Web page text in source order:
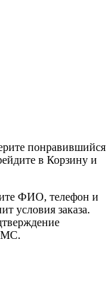
понравившийся
в Корзину и
ФИО, телефон и
условия заказа.